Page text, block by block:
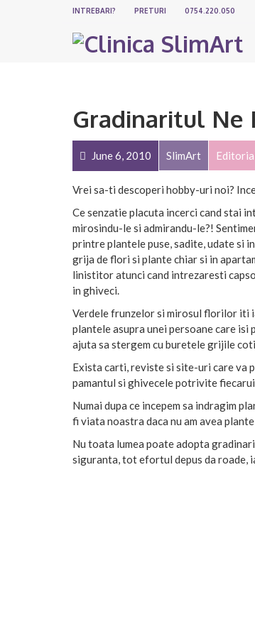
INTREBARI? PRETURI 0754.220.050
Gradinaritul Ne
June 6, 2010 SlimArt
Vrei sa-ti descoperi hobby-uri noi?
Ce senzatie placuta incerci cand stai
mirosindu-le si admirandu-le?!
printre plantele puse, sadite, udate si
grija de flori si plante chiar si in
linistitor atunci cand intrezaresti
in ghiveci.
Verdele frunzelor si mirosul florilor iti
plantele asupra unei persoane care
ajuta sa stergem cu buretele grijile
Exista carti, reviste si site-uri care va
pamantul si ghivecele potrivite
Numai dupa ce incepem sa indragim
fi viata noastra daca nu am avea
Nu toata lumea poate adopta
siguranta, tot efortul depus da roade,